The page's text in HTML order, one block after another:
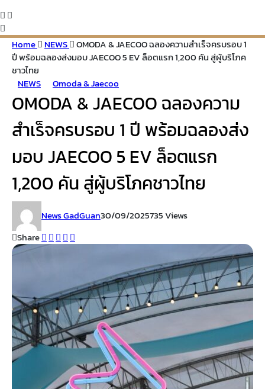
Home NEWS
OMODA & JAECOO ฉลองความสำเร็จครบรอบ 1
ปี พร้อมฉลองส่งมอบ JAECOO 5 EV ล็อตแรก 1,200 คัน สู่ผู้บริโภค
ชาวไทย
NEWS
Omoda & Jaecoo
OMODA & JAECOO ฉลองความ
สำเร็จครบรอบ 1 ปี พร้อมฉลองส่ง
มอบ JAECOO 5 EV ล็อตแรก
1,200 คัน สู่ผู้บริโภคชาวไทย
News GadGuan30/09/2025735 Views
Share